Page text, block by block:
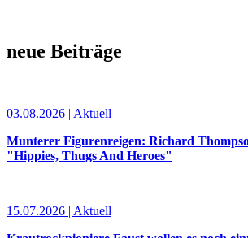
neue Beiträge
03.08.2026 | Aktuell
Munterer Figurenreigen: Richard
"Hippies, Thugs And Heroes"
15.07.2026 | Aktuell